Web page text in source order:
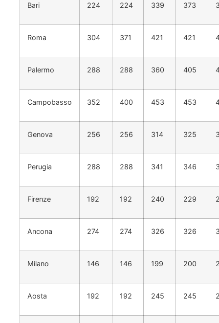
Bari 224 224 339 373
Roma 304 371 421 421
Palermo 288 288 360 405
Campobasso 352 400 453 453
Genova 256 256 314 325
Perugia 288 288 341 346
Firenze 192 192 240 229
Ancona 274 274 326 326
Milano 146 146 199 200
Aosta 192 192 245 245